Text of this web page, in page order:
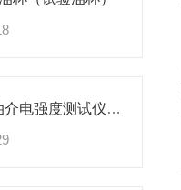
ZIJJ-III绝缘油介电强度测试仪（试油器）操作